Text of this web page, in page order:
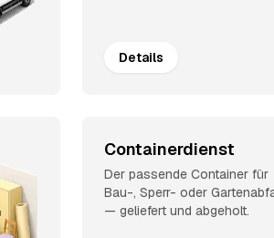
Details
Containerdienst
Der passende Container für
Bau-, Sperr- oder
— geliefert und abgeholt.